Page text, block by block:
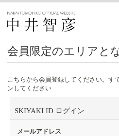
会員限定のエリアと
こちらから会員登録してください。す
ンしてください
SKIYAKI ID ログイン
メールアドレス